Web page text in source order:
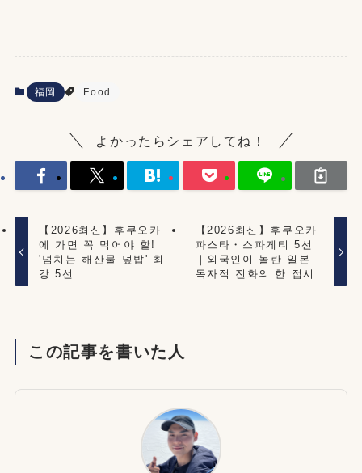
福岡 Food
よかったらシェアしてね！
【2026최신】후쿠오카
에 가면 꼭 먹어야 할!
'넘치는 해산물 덮밥' 최
강 5선
【2026최신】후쿠오카
파스타・스파게티 5선
｜외국인이 놀란 일본
독자적 진화의 한 접시
この記事を書いた人